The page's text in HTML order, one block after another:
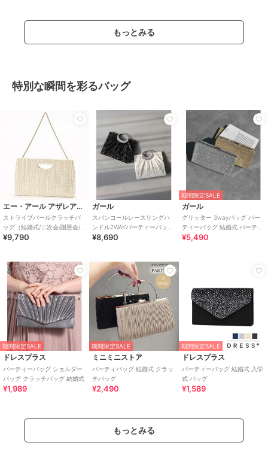
もっとみる
特別な瞬間を彩るバッグ
エー・アール アザレアローズ
ストライプパールクラッチバ
ッグ（結婚式/ニ次会/謝恩会/パ
ーティー）
¥9,790
ガール
スパンコールレースリングハ
ンドル2WAYパーティーバッグ
結婚式 パーティー お呼ばれ オ
¥8,690
期間限定SALE
ガール
グリッター 3wayバッグ パー
ティーバッグ 結婚式 パーティ
ー お呼ばれ オケージョン
¥5,490
期間限定SALE
ドレスプラス
パーティーバッグ ショルダー
バッグ クラッチバッグ 結婚式
¥1,989
期間限定SALE
ミニミニストア
パーティバッグ 結婚式 クラッ
チバッグ
¥2,490
期間限定SALE
ドレスプラス
パーティーバッグ 結婚式 入学
式 バッグ
¥1,589
もっとみる